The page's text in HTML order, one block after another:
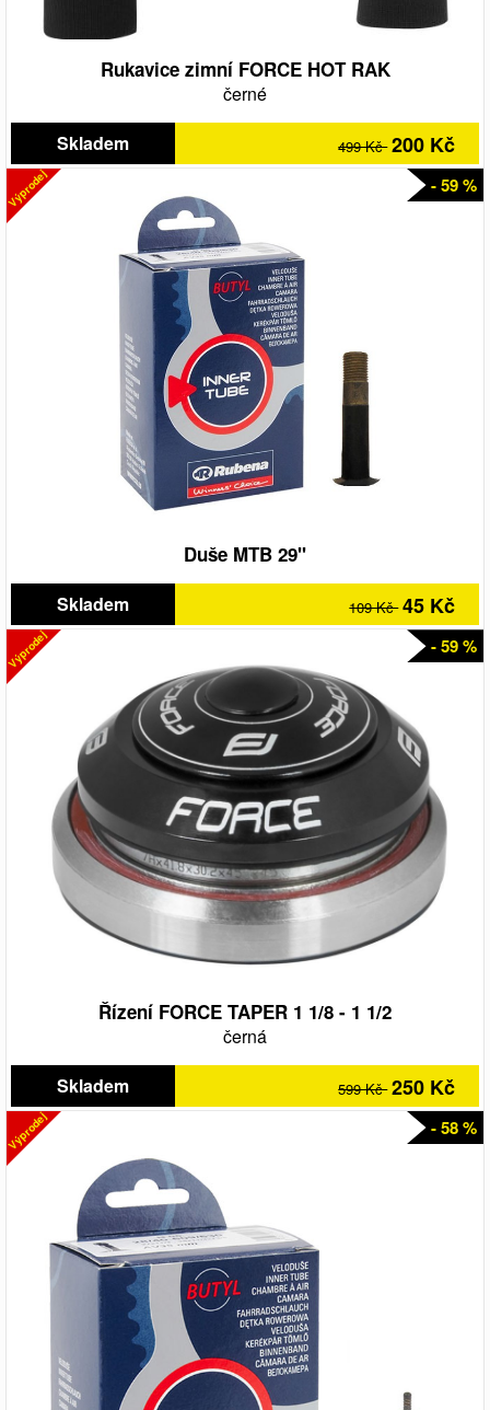
Rukavice zimní FORCE HOT RAK
černé
Skladem
499 Kč 200 Kč
Výprodej - 59 %
Duše MTB 29"
Skladem 109 Kč 45 Kč
Výprodej - 59 %
Řízení FORCE TAPER 1 1/8 - 1 1/2
černá
Skladem
599 Kč 250 Kč
Výprodej - 58 %